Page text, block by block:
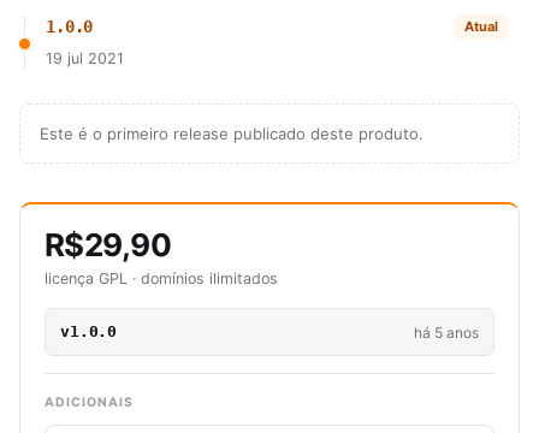
1.0.0 Atual
19 jul 2021
Este é o primeiro release publicado deste produto.
R$29,90
licença GPL · domínios ilimitados
v1.0.0 há 5 anos
ADICIONAIS